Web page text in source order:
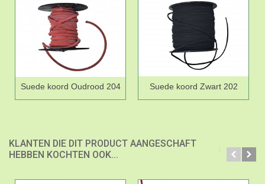
Suede koord Oudrood 204 Suede koord Zwart 202
KLANTEN DIE DIT PRODUCT AANGESCHAFT
HEBBEN KOCHTEN OOK...